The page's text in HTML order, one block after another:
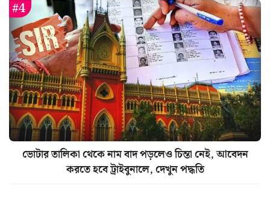
ভোটার তালিকা থেকে নাম বাদ পড়লেও চিন্তা নেই, আবেদন
করতে হবে ট্রাইবুনালে, দেখুন পদ্ধতি